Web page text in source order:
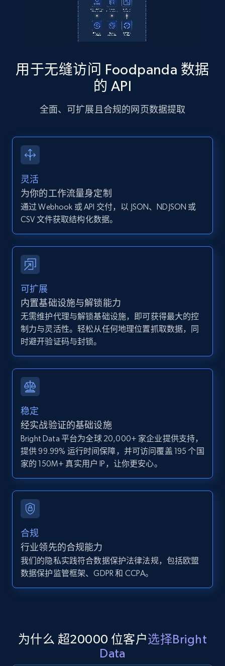
Instagram - Posts - Collects posts from a
URL, User posted, Description, Hashtags, Num
comments, Date posted, Likes, Photos, and
Zpid, City, State, HomeStatus, Address,
IsListingClaimedByCurrentSignedInUser,
IsCurrentSignedInAgentResponsible, Bedrooms,
and more.
12K+ 1.3K+ 注册使用
Zillow properties listing information -
Discover by custom filters - location, home
type and status
Zpid, City, State, HomeStatus, Address,
IsListingClaimedByCurrentSignedInUser,
IsCurrentSignedInAgentResponsible, Bedrooms,
and more.
12K+
Zillow properties listing information -
Search by parameters on zillow and use the
direct link as input
IsCurrentSignedInAgentResponsible, Bedrooms,
and more.
12K+ 1.3K+
1.5K+
用于无缝访问 Foodpanda 数据
的 API
全面、可扩展且合规的网页数据提取
灵活
为你的工作流量身定制
通过 Webhook 或 API 交付，以 JSON、NDJSON 或
CSV 文件获取结构化数据。
可扩展
内置基础设施与解锁能力
无需维护代理与解锁基础设施，即可获得最大的控
制力与灵活性。轻松从任何地理位置抓取数据，同
时避开验证码与封锁。
稳定
经实战验证的基础设施
Bright Data 平台为全球 20,000+ 家企业提供支持，
提供 99.99% 运行时间保障，并可访问覆盖 195 个国
家的 150M+ 真实用户 IP，让你更安心。
合规
行业领先的合规能力
我们的隐私实践符合数据保护法律法规，包括欧盟
数据保护监管框架、GDPR 和 CCPA。
为什么 超20000 位客户选择Bright
Data